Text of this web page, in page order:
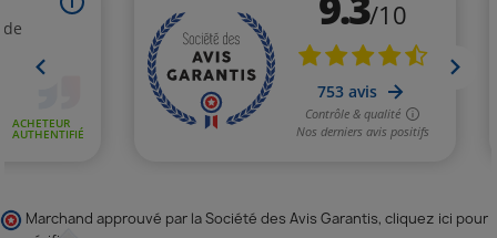
Marchand approuvé par la Société des Avis Garantis, cliquez ici pour